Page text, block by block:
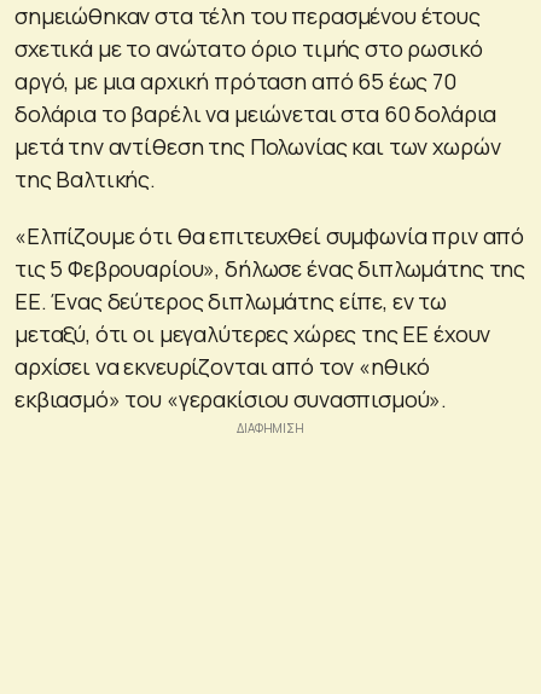
σημειώθηκαν στα τέλη του περασμένου έτους
σχετικά με το ανώτατο όριο τιμής στο ρωσικό
αργό, με μια αρχική πρόταση από 65 έως 70
δολάρια το βαρέλι να μειώνεται στα 60 δολάρια
μετά την αντίθεση της Πολωνίας και των χωρών
της Βαλτικής.
«Ελπίζουμε ότι θα επιτευχθεί συμφωνία πριν από
τις 5 Φεβρουαρίου», δήλωσε ένας διπλωμάτης της
ΕΕ. Ένας δεύτερος διπλωμάτης είπε, εν τω
μεταξύ, ότι οι μεγαλύτερες χώρες της ΕΕ έχουν
αρχίσει να εκνευρίζονται από τον «ηθικό
εκβιασμό» του «γερακίσιου συνασπισμού».